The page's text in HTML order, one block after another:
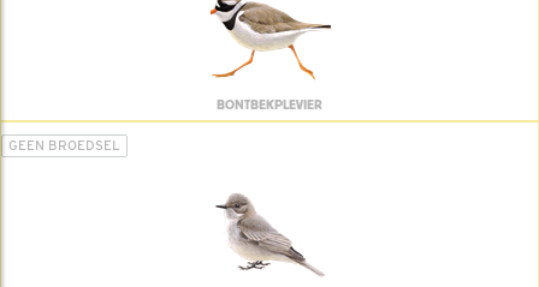
BONTBEKPLEVIER
GEEN BROEDSEL